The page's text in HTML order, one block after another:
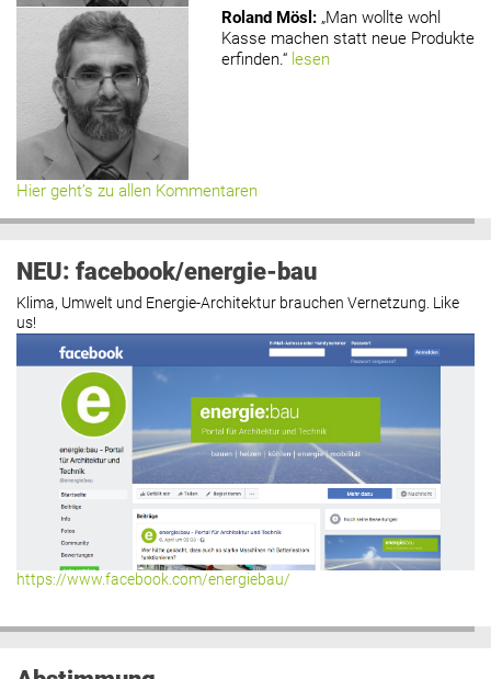
Roland Mösl : „Man wollte wohl
Kasse machen statt neue Produkte
erfinden.“ lesen
Hier geht’s zu allen Kommentaren
NEU: facebook/energie-bau
Klima, Umwelt und Energie-Architektur brauchen Vernetzung. Like
us!
https://www.facebook.com/energiebau/